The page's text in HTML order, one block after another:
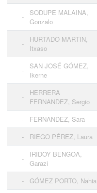
-
SODUPE MALAINA,
Gonzalo
-
HURTADO MARTIN,
Itxaso
-
SAN JOSÉ GÓMEZ,
Ikerne
-
HERRERA
FERNANDEZ, Sergio
- FERNANDEZ, Sara
-
RIEGO PÉREZ, Laura
-
IRIDOY BENGOA,
Garazi
- GÓMEZ PORTO, Nahia